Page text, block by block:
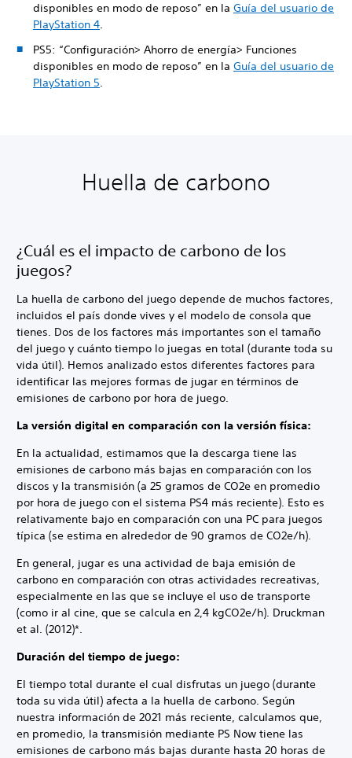
disponibles en modo de reposo” en la Guía del usuario de
PlayStation 4.
PS5: “Configuración> Ahorro de energía> Funciones
disponibles en modo de reposo” en la Guía del usuario de
PlayStation 5.
Huella de carbono
¿Cuál es el impacto de carbono de los
juegos?
La huella de carbono del juego depende de muchos factores,
incluidos el país donde vives y el modelo de consola que
tienes. Dos de los factores más importantes son el tamaño
del juego y cuánto tiempo lo juegas en total (durante toda su
vida útil). Hemos analizado estos diferentes factores para
identificar las mejores formas de jugar en términos de
emisiones de carbono por hora de juego.
La versión digital en comparación con la versión física:
En la actualidad, estimamos que la descarga tiene las
emisiones de carbono más bajas en comparación con los
discos y la transmisión (a 25 gramos de CO2e en promedio
por hora de juego con el sistema PS4 más reciente). Esto es
relativamente bajo en comparación con una PC para juegos
típica (se estima en alrededor de 90 gramos de CO2e/h).
En general, jugar es una actividad de baja emisión de
carbono en comparación con otras actividades recreativas,
especialmente en las que se incluye el uso de transporte
(como ir al cine, que se calcula en 2,4 kgCO2e/h). Druckman
et al. (2012)*.
Duración del tiempo de juego:
El tiempo total durante el cual disfrutas un juego (durante
toda su vida útil) afecta a la huella de carbono. Según
nuestra información de 2021 más reciente, calculamos que,
en promedio, la transmisión mediante PS Now tiene las
emisiones de carbono más bajas durante hasta 20 horas de